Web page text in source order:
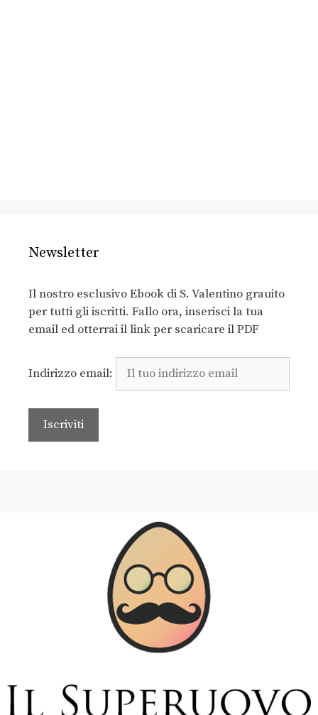
Newsletter
Il nostro esclusivo Ebook di S. Valentino grauito
per tutti gli iscritti. Fallo ora, inserisci la tua
email ed otterrai il link per scaricare il PDF
Indirizzo email: